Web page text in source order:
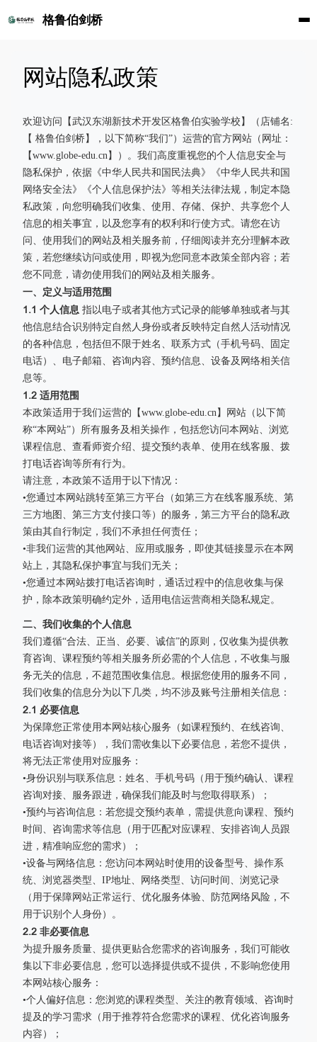
格鲁伯剑桥
网站隐私政策
欢迎访问【武汉东湖新技术开发区格鲁伯实验学校】（店铺名:
【 格鲁伯剑桥】，以下简称“我们”）运营的官方网站（网址：
【www.globe-edu.cn】）。我们高度重视您的个人信息安全与
隐私保护，依据《中华人民共和国民法典》《中华人民共和国
网络安全法》《个人信息保护法》等相关法律法规，制定本隐
私政策，向您明确我们收集、使用、存储、保护、共享您个人
信息的相关事宜，以及您享有的权利和行使方式。请您在访
问、使用我们的网站及相关服务前，仔细阅读并充分理解本政
策，若您继续访问或使用，即视为您同意本政策全部内容；若
您不同意，请勿使用我们的网站及相关服务。
一、定义与适用范围
1.1 个人信息 指以电子或者其他方式记录的能够单独或者与其
他信息结合识别特定自然人身份或者反映特定自然人活动情况
的各种信息，包括但不限于姓名、联系方式（手机号码、固定
电话）、电子邮箱、咨询内容、预约信息、设备及网络相关信
息等。
1.2 适用范围
本政策适用于我们运营的【www.globe-edu.cn】网站（以下简
称“本网站”）所有服务及相关操作，包括您访问本网站、浏览
课程信息、查看师资介绍、提交预约表单、使用在线客服、拨
打电话咨询等所有行为。
请注意，本政策不适用于以下情况：
•您通过本网站跳转至第三方平台（如第三方在线客服系统、第
三方地图、第三方支付接口等）的服务，第三方平台的隐私政
策由其自行制定，我们不承担任何责任；
•非我们运营的其他网站、应用或服务，即使其链接显示在本网
站上，其隐私保护事宜与我们无关；
•您通过本网站拨打电话咨询时，通话过程中的信息收集与保
护，除本政策明确约定外，适用电信运营商相关隐私规定。
二、我们收集的个人信息
我们遵循“合法、正当、必要、诚信”的原则，仅收集为提供教
育咨询、课程预约等相关服务所必需的个人信息，不收集与服
务无关的信息，不超范围收集信息。根据您使用的服务不同，
我们收集的信息分为以下几类，均不涉及账号注册相关信息：
2.1 必要信息
为保障您正常使用本网站核心服务（如课程预约、在线咨询、
电话咨询对接等），我们需收集以下必要信息，若您不提供，
将无法正常使用对应服务：
•身份识别与联系信息：姓名、手机号码（用于预约确认、课程
咨询对接、服务跟进，确保我们能及时与您取得联系）；
•预约与咨询信息：若您提交预约表单，需提供意向课程、预约
时间、咨询需求等信息（用于匹配对应课程、安排咨询人员跟
进，精准响应您的需求）；
•设备与网络信息：您访问本网站时使用的设备型号、操作系
统、浏览器类型、IP地址、网络类型、访问时间、浏览记录
（用于保障网站正常运行、优化服务体验、防范网络风险，不
用于识别个人身份）。
2.2 非必要信息
为提升服务质量、提供更贴合您需求的咨询服务，我们可能收
集以下非必要信息，您可以选择提供或不提供，不影响您使用
本网站核心服务：
•个人偏好信息：您浏览的课程类型、关注的教育领域、咨询时
提及的学习需求（用于推荐符合您需求的课程、优化咨询服务
内容）；